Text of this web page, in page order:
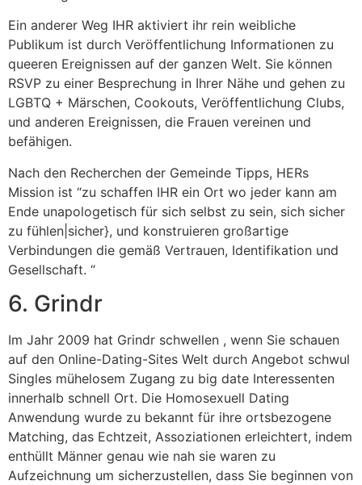
Ein anderer Weg IHR aktiviert ihr rein weibliche
Publikum ist durch Veröffentlichung Informationen zu
queeren Ereignissen auf der ganzen Welt. Sie können
RSVP zu einer Besprechung in Ihrer Nähe und gehen zu
LGBTQ + Märschen, Cookouts, Veröffentlichung Clubs,
und anderen Ereignissen, die Frauen vereinen und
befähigen.
Nach den Recherchen der Gemeinde Tipps, HERs
Mission ist “zu schaffen IHR ein Ort wo jeder kann am
Ende unapologetisch für sich selbst zu sein, sich sicher
zu fühlen|sicher}, und konstruieren großartige
Verbindungen die gemäß Vertrauen, Identifikation und
Gesellschaft. “
6. Grindr
Im Jahr 2009 hat Grindr schwellen , wenn Sie schauen
auf den Online-Dating-Sites Welt durch Angebot schwul
Singles mühelosem Zugang zu big date Interessenten
innerhalb schnell Ort. Die Homosexuell Dating
Anwendung wurde zu bekannt für ihre ortsbezogene
Matching, das Echtzeit, Assoziationen erleichtert, indem
enthüllt Männer genau wie nah sie waren zu
Aufzeichnung um sicherzustellen, dass Sie beginnen von